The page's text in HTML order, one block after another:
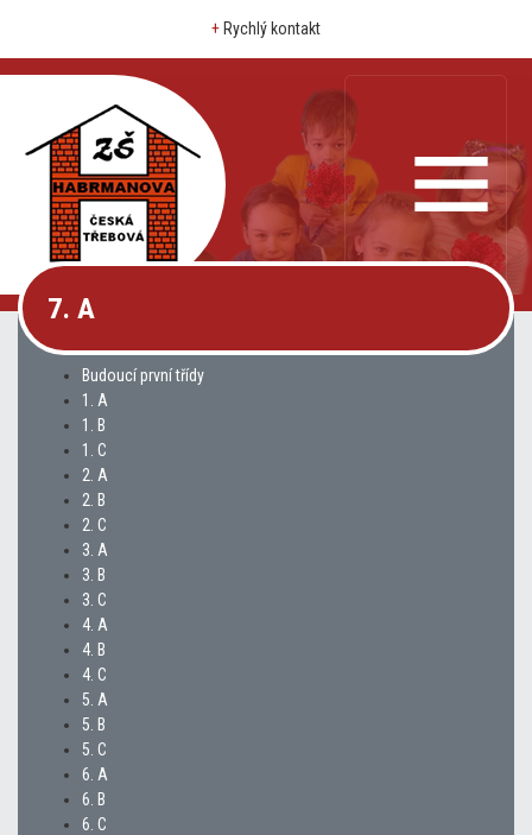
+ Rychlý kontakt
7. A
Budoucí první třídy
1. A
1. B
1. C
2. A
2. B
2. C
3. A
3. B
3. C
4. A
4. B
4. C
5. A
5. B
5. C
6. A
6. B
6. C